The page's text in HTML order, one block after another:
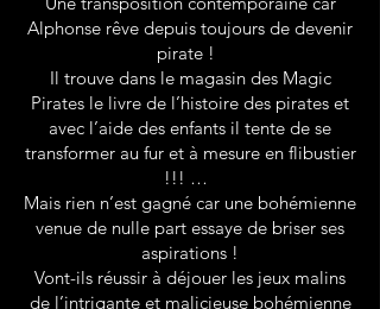
Alphonse rêve depuis toujours de devenir
pirate !
Il trouve dans le magasin des Magic
Pirates le livre de l’histoire des pirates et
avec l’aide des enfants il tente de se
transformer au fur et à mesure en flibustier
!!! …
Mais rien n’est gagné car une bohémienne
venue de nulle part essaye de briser ses
aspirations !
Vont-ils réussir à déjouer les jeux malins
de l’intrigante et malicieuse bohémienne